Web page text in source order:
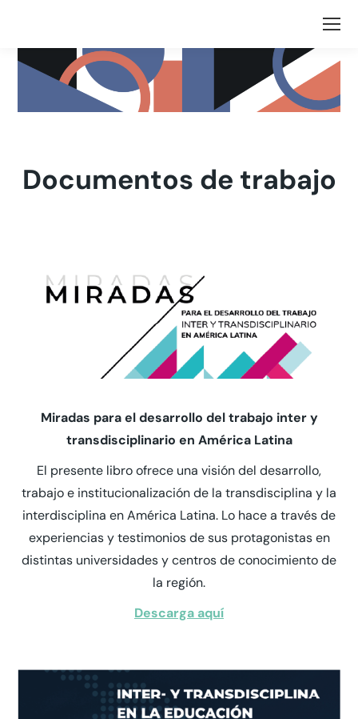
Documentos de trabajo
Miradas para el desarrollo del trabajo inter y
transdisciplinario en América Latina
El presente libro ofrece una visión del desarrollo,
trabajo e institucionalización de la transdisciplina y la
interdisciplina en América Latina. Lo hace a través de
experiencias y testimonios de sus protagonistas en
distintas universidades y centros de conocimiento de
la región.
Descarga aquí